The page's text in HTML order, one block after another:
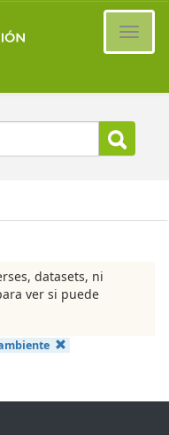
datasets, ni
ver si puede